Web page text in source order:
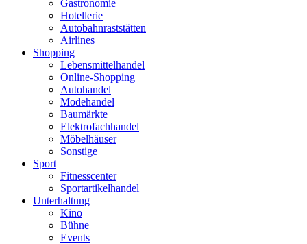
Gastronomie
Hotellerie
Autobahnraststätten
Airlines
Shopping
Lebensmittelhandel
Online-Shopping
Autohandel
Modehandel
Baumärkte
Elektrofachhandel
Möbelhäuser
Sonstige
Sport
Fitnesscenter
Sportartikelhandel
Unterhaltung
Kino
Bühne
Events